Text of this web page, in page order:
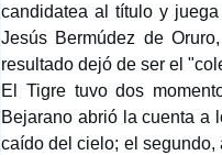
candidatea al título y
Jesús Bermúdez de
resultado dejó de ser el
El Tigre tuvo dos
Bejarano abrió la cuenta a
caído del cielo; el